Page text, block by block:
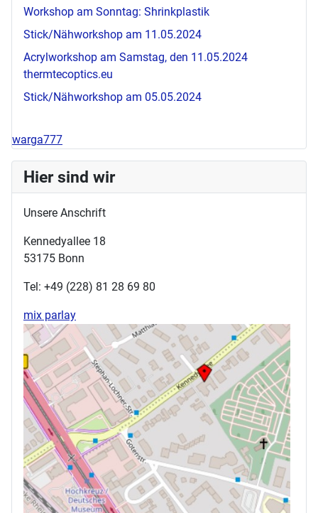
Workshop am Sonntag: Shrinkplastik
Stick/Nähworkshop am 11.05.2024
Acrylworkshop am Samstag, den 11.05.2024
thermtecoptics.eu
Stick/Nähworkshop am 05.05.2024
warga777
Hier sind wir
Unsere Anschrift
Kennedyallee 18
53175 Bonn
Tel: +49 (228) 81 28 69 80
mix parlay